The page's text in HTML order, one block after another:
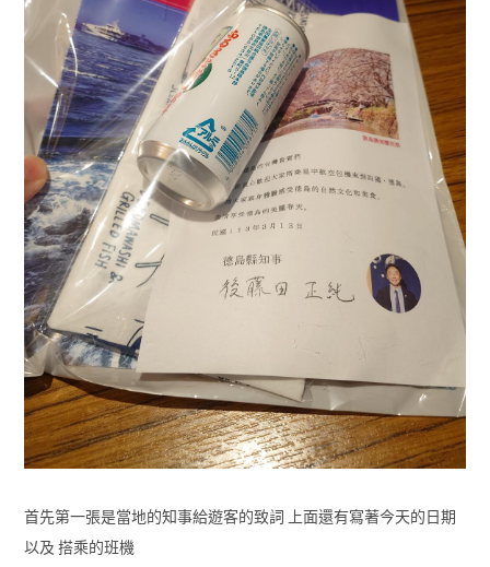
首先第一張是當地的知事給遊客的致詞 上面還有寫著今天的日期
以及 搭乘的班機